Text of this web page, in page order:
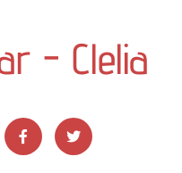
- Clelia